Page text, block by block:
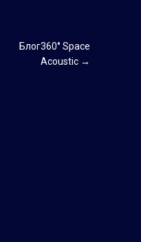
Блог360° Space
Acoustic →